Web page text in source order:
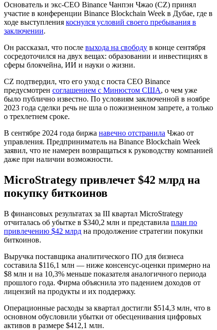
Основатель и экс-CEO Binance Чанпэн Чжао (CZ) принял
участие в конференции Binance Blockchain Week в Дубае, где в
ходе выступления коснулся условий своего пребывания в
заключении.
Он рассказал, что после выхода на свободу в конце сентября
сосредоточился на двух вещах: образовании и инвестициях в
сферы блокчейна, ИИ и науки о жизни.
CZ подтвердил, что его уход с поста CEO Binance
предусмотрен соглашением с Минюстом США, о чем уже
было публично известно. По условиям заключенной в ноябре
2023 года сделки речь не шла о пожизненном запрете, а только
о трехлетнем сроке.
В сентябре 2024 года биржа навечно отстранила Чжао от
управления. Предприниматель на Binance Blockchain Week
заявил, что не намерен возвращаться к руководству компанией
даже при наличии возможности.
MicroStrategy привлечет $42 млрд на
покупку биткоинов
В финансовых результатах за III квартал MicroStrategy
отчиталась об убытке в $340,2 млн и представила план по
привлечению $42 млрд на продолжение стратегии покупки
биткоинов.
Выручка поставщика аналитического ПО для бизнеса
составила $116,1 млн — ниже консенсус-оценки примерно на
$8 млн и на 10,3% меньше показателя аналогичного периода
прошлого года. Фирма объяснила это падением доходов от
лицензий на продукты и их поддержку.
Операционные расходы за квартал достигли $514,3 млн, что в
основном обусловили убытки от обесценивания цифровых
активов в размере $412,1 млн.